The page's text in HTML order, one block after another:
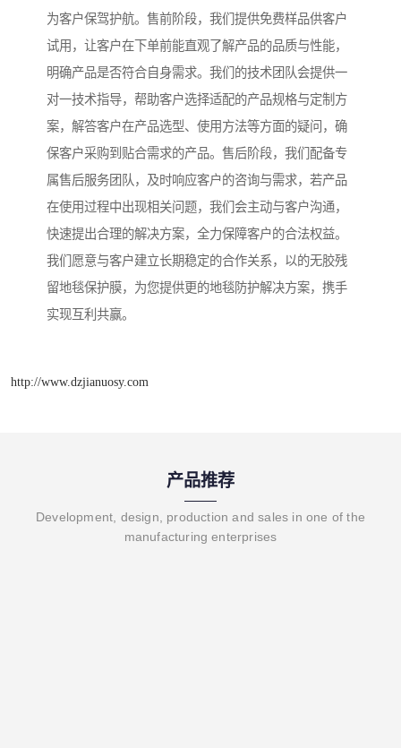
为客户保驾护航。售前阶段，我们提供免费样品供客户
试用，让客户在下单前能直观了解产品的品质与性能，
明确产品是否符合自身需求。我们的技术团队会提供一
对一技术指导，帮助客户选择适配的产品规格与定制方
案，解答客户在产品选型、使用方法等方面的疑问，确
保客户采购到贴合需求的产品。售后阶段，我们配备专
属售后服务团队，及时响应客户的咨询与需求，若产品
在使用过程中出现相关问题，我们会主动与客户沟通，
快速提出合理的解决方案，全力保障客户的合法权益。
我们愿意与客户建立长期稳定的合作关系，以的无胶残
留地毯保护膜，为您提供更的地毯防护解决方案，携手
实现互利共赢。
http://www.dzjianuosy.com
产品推荐
Development, design, production and sales in one of the
manufacturing enterprises